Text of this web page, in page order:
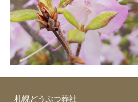
札幌どうぶつ葬社